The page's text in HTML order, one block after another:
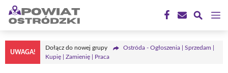
Przejdź
treści
UWAGA!
Dołącz do nowej grupy
Ostróda - Ogłoszenia | Sprzedam |
Kupię | Zamienię | Praca